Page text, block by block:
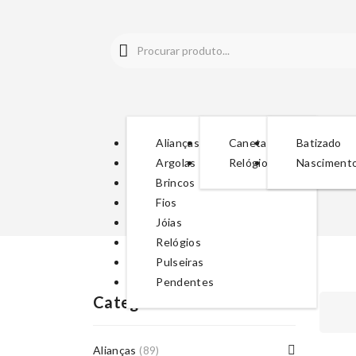
Alianças
Argolas
Brincos
Fios
Jóias
Relógios
Pulseiras
Pendentes
Canetas
Relógios
Batizado
Categorias De Produto
Alianças (89)